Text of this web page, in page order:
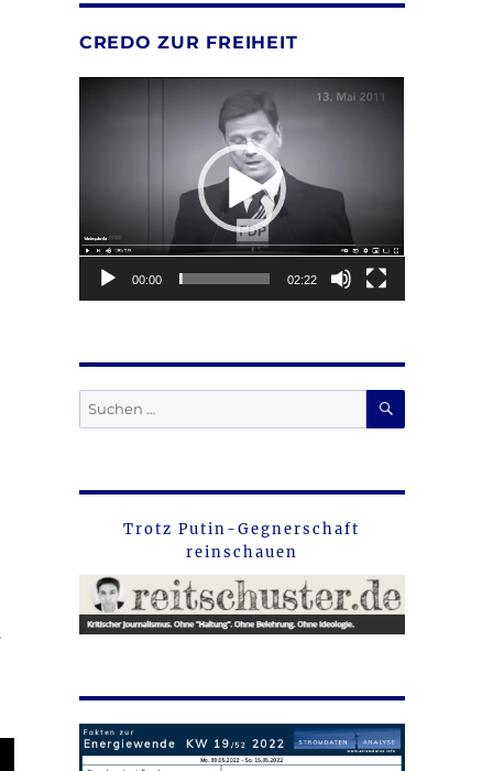
CREDO ZUR FREIHEIT
00:00 02:22
Suche
nach:
SUCHEN
Trotz Putin-Gegnerschaft
reinschauen